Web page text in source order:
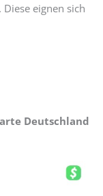
eignen sich
Deutschland